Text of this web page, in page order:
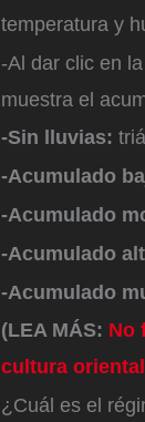
temperatura y
-Al dar clic en
muestra el
-Sin lluvias:
-Acumulado
-Acumulado
-Acumulado
-Acumulado
(LEA MÁS: No
cultura oriental
¿Cuál es el